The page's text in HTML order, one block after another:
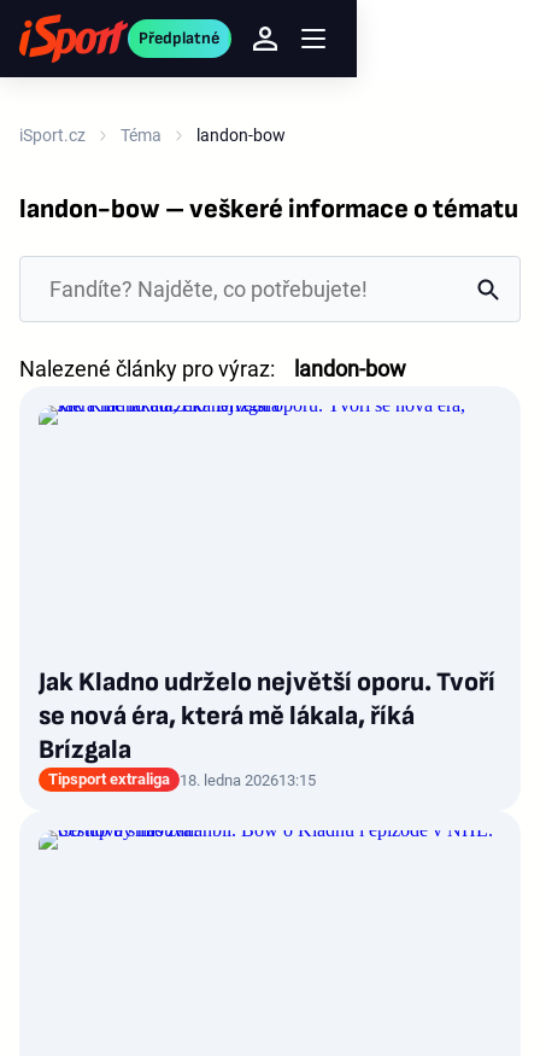
Předplatné
iSport.cz Téma landon-bow
landon-bow – veškeré informace o tématu
Nalezené články pro výraz: landon-bow
Jak Kladno udrželo největší oporu. Tvoří
se nová éra, která mě lákala, říká
Brízgala
Tipsport extraliga 18. ledna 202613:15